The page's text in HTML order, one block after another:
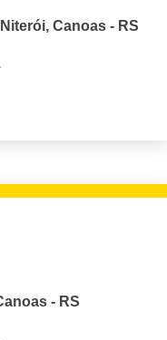
Canoas - RS
- RS